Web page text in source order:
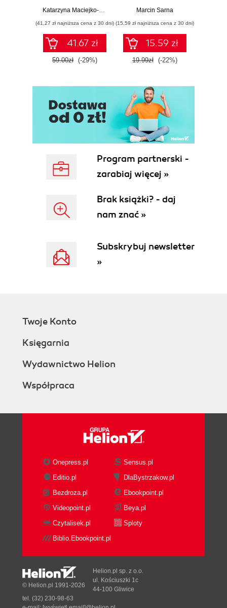
(41,27 zł najniższa cena z 30 dni)
41.67 zł
59.00zł (-29%)
podstawa prawna
danych
Marcin Sarna
(15,59 zł najniższa cena z 30 dni)
15.59 zł
19.99zł (-22%)
Program partnerski -
zarabiaj więcej »
Brak książki? - daj
nam znać »
Subskrybuj newsletter
»
Twoje Konto
Księgarnia
Wydawnictwo Helion
Współpraca
Onepress.pl
Sensus.pl
Editio.pl
DlaBystrzakow.pl
Bezdroza.pl
Ebookpoint.pl
Videopoint.pl
Beya.pl
Czytalisek.pl
Sploty
Biblio.Ebookpoint.pl
© Helion.pl 1991-2026
Helion.pl sp. z o.o.
ul. Kościuszki 1c
44-100 Gliwice
tel. (32) 230-98-63